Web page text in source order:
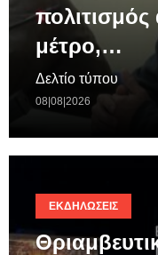
πολιτισμός
μέτρο,…
Δελτίο τύπου
08|08|2026
ΕΚΔΗΛΏΣΕΙΣ